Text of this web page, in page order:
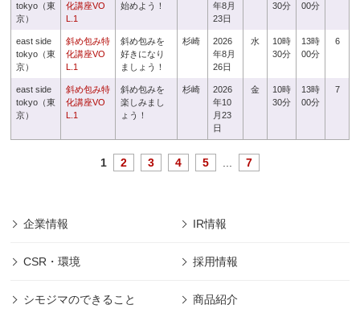
tokyo（東
京）
化講座VO
L.1
始めよう！
年8月
23日
30分
00分
east side
tokyo（東
京）
斜め包み特
化講座VO
L.1
斜め包みを
好きになり
ましょう！
杉崎
2026
年8月
26日
水
10時
30分
13時
00分
6
east side
tokyo（東
京）
斜め包み特
化講座VO
L.1
斜め包みを
楽しみまし
ょう！
杉崎
2026
年10
月23
日
金
10時
30分
13時
00分
7
1 2 3 4 5 7
企業情報 IR情報
CSR・環境 採用情報
シモジマのできること 商品紹介